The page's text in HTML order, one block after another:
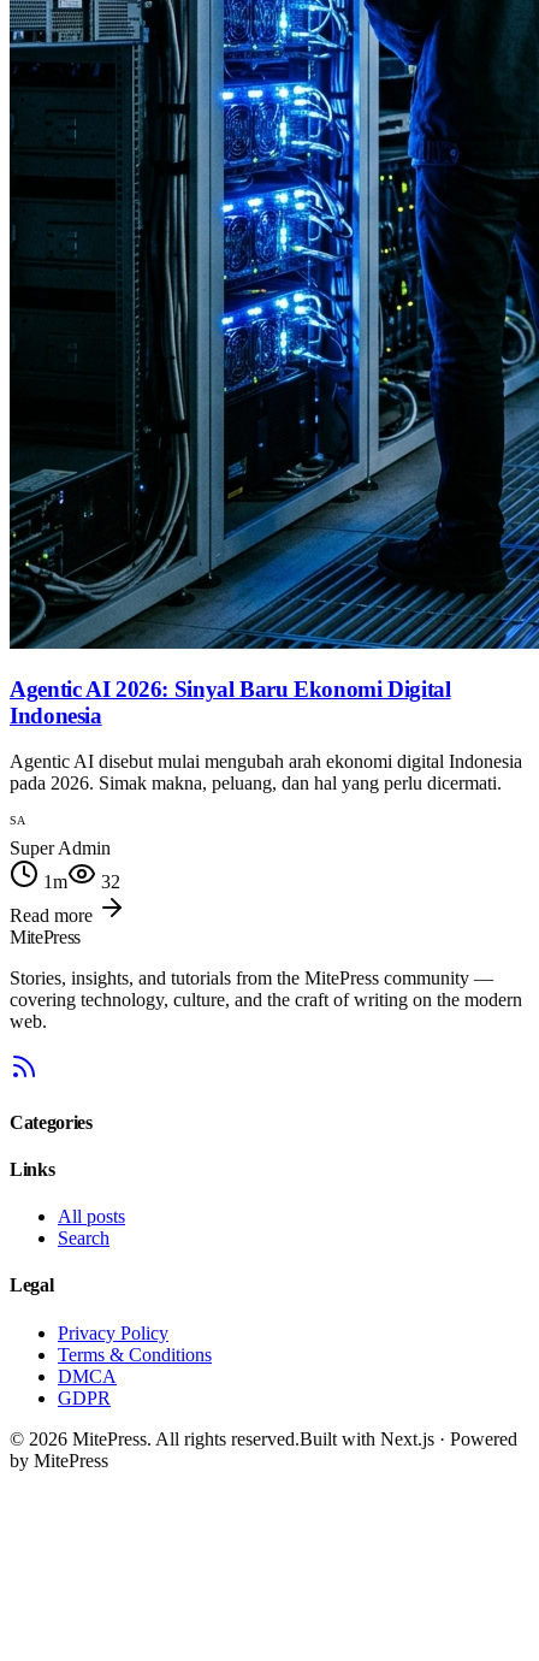
Agentic AI 2026: Sinyal Baru Ekonomi Digital
Indonesia
Agentic AI disebut mulai mengubah arah ekonomi digital Indonesia
pada 2026. Simak makna, peluang, dan hal yang perlu dicermati.
SA
Super Admin
1m
32
Read more
MitePress
Stories, insights, and tutorials from the MitePress community —
covering technology, culture, and the craft of writing on the modern
web.
Categories
Links
All posts
Search
Legal
Privacy Policy
Terms & Conditions
DMCA
GDPR
© 2026 MitePress. All rights reserved.Built with Next.js · Powered
by MitePress